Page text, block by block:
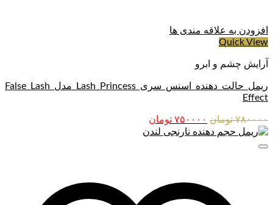
افزودن به علاقه مندی ها
Quick View
آرایش چشم و ابرو
ریمل حالت دهنده اسنس سری Lash Princess مدل False Lash
Effect
۷۸۰۰۰۰ تومان قیمت
اصلی:
۷۵۰۰۰۰ تومان
فعلی: